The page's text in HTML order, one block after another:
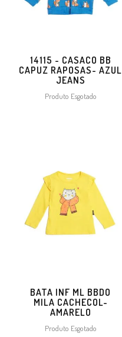
14115 - CASACO BB
CAPUZ RAPOSAS- AZUL
JEANS
Produto Esgotado
BATA INF ML BBDO
MILA CACHECOL-
AMARELO
Produto Esgotado